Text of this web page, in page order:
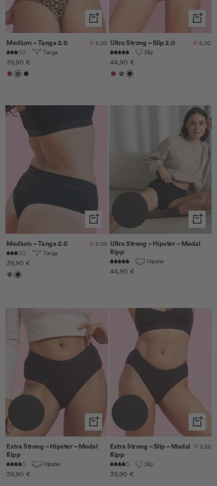
Schnellansicht
Medium – Tanga 2.0
5.00
Tanga
Angebotspreis
39,90 €
Cherry
LeoSchwarz
Ultra Strong – Slip 2.0
5.00
Slip
Angebotspreis
44,90 €
Cherry
LeoSchwarz
Schnellansicht
Medium – Tanga 2.0
5.00
Tanga
Angebotspreis
39,90 €
LeoSchwarz
Ultra Strong – Hipster – Modal
Ripp
Hipster
Angebotspreis
44,90 €
Schnellansicht
Extra Strong – Hipster – Modal
Ripp
Hipster
Angebotspreis
39,90 €
Extra Strong – Slip – Modal
Ripp
3.50
Slip
Angebotspreis
39,90 €